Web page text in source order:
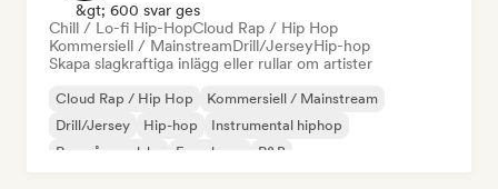
&gt; 600 svar ges
Chill / Lo-fi Hip-HopCloud Rap / Hip Hop
Kommersiell / MainstreamDrill/JerseyHip-hop
Skapa slagkraftiga inlägg eller rullar om artister
Cloud Rap / Hip Hop
Kommersiell / Mainstream
Drill/Jersey
Hip-hop
Instrumental hiphop
Rap på engelska
Fransk rap R&B